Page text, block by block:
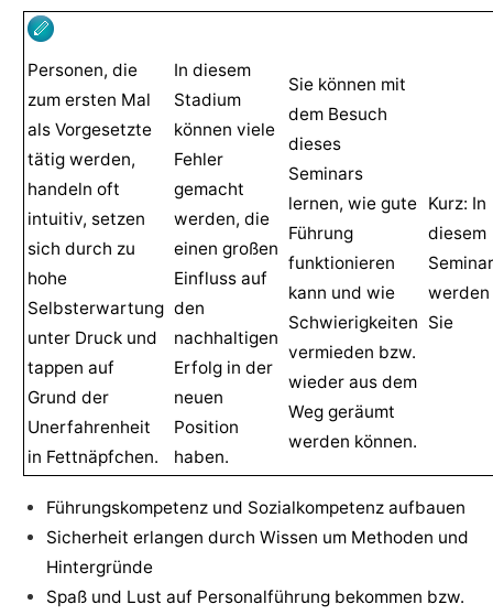
Personen, die
zum ersten Mal
als Vorgesetzte
tätig werden,
handeln oft
intuitiv, setzen
sich durch zu
hohe
Selbsterwartung
unter Druck und
tappen auf
Grund der
Unerfahrenheit
in Fettnäpfchen.
In diesem
Stadium
können viele
Fehler
gemacht
werden, die
einen großen
Einfluss auf
den
nachhaltigen
Erfolg in der
neuen
Position
haben.
Sie können mit
dem Besuch
dieses
Seminars
lernen, wie gute
Führung
funktionieren
kann und wie
Schwierigkeiten
vermieden bzw.
wieder aus dem
Weg geräumt
werden können.
Kurz: In
diesem
Seminar
werden
Sie
Führungskompetenz und Sozialkompetenz aufbauen
Sicherheit erlangen durch Wissen um Methoden und
Hintergründe
Spaß und Lust auf Personalführung bekommen bzw.